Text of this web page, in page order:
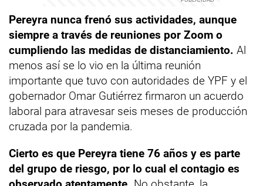
Pereyra nunca frenó sus actividades, aunque
siempre a través de reuniones por Zoom o
cumpliendo las medidas de distanciamiento. Al
menos así se lo vio en la última reunión
importante que tuvo con autoridades de YPF y el
gobernador Omar Gutiérrez firmaron un acuerdo
laboral para atravesar seis meses de producción
cruzada por la pandemia.
Cierto es que Pereyra tiene 76 años y es parte
del grupo de riesgo, por lo cual el contagio es